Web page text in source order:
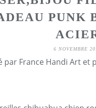
PUNK
6 NOVEMBRE
par France Handi Art et